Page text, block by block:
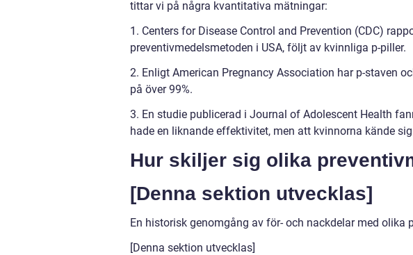
tittar vi på några kvantitativa mätningar:
1. Centers for Disease Control and Prevention (CDC)
preventivmedelsmetoden i USA, följt av kvinnliga p-piller.
2. Enligt American Pregnancy Association har p-staven
på över 99%.
3. En studie publicerad i Journal of Adolescent Health
hade en liknande effektivitet, men att kvinnorna kände
Hur skiljer sig olika
[Denna sektion utvecklas]
En historisk genomgång av för- och nackdelar med olika
[Denna sektion utvecklas]